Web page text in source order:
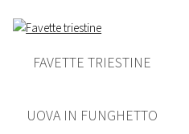
FAVETTE TRIESTINE
UOVA IN FUNGHETTO